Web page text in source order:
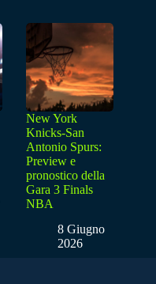
New York
Knicks-San
Antonio Spurs:
Preview e
pronostico della
Gara 3 Finals
NBA
8 Giugno
2026